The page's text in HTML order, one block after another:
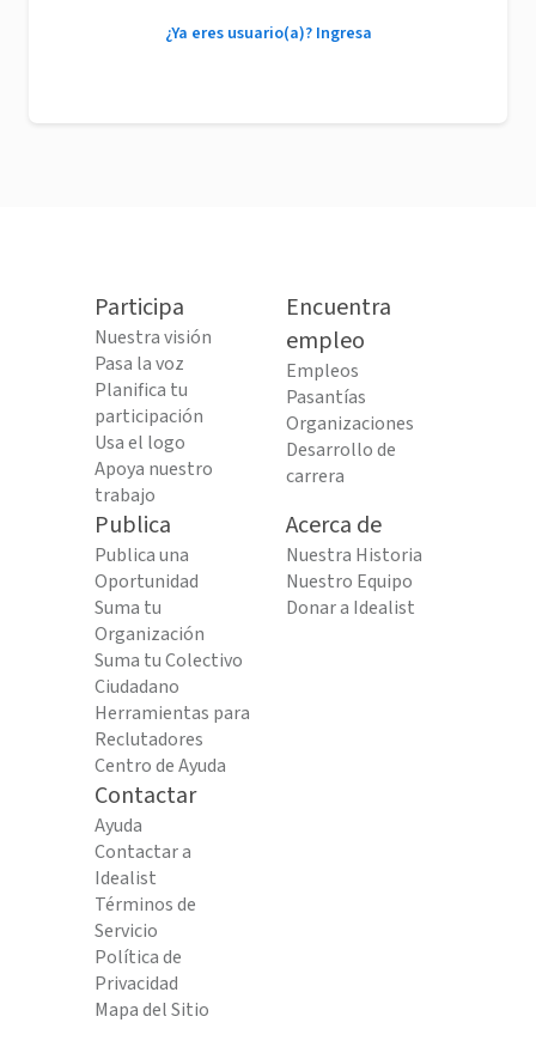
¿Ya eres usuario(a)? Ingresa
Participa
Nuestra visión
Pasa la voz
Planifica tu
participación
Usa el logo
Apoya nuestro
trabajo
Encuentra
empleo
Empleos
Pasantías
Organizaciones
Desarrollo de
carrera
Publica
Publica una
Oportunidad
Suma tu
Organización
Suma tu Colectivo
Ciudadano
Herramientas para
Reclutadores
Centro de Ayuda
Acerca de
Nuestra Historia
Nuestro Equipo
Donar a Idealist
Contactar
Ayuda
Contactar a
Idealist
Términos de
Servicio
Política de
Privacidad
Mapa del Sitio